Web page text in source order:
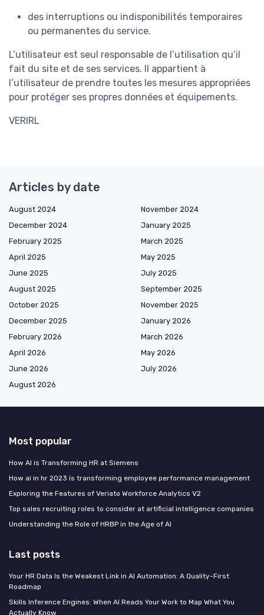
des interruptions ou indisponibilités temporaires
ou permanentes du service.
L’utilisateur est seul responsable de l’utilisation qu’il
fait du site et de ses services. Il appartient à
l’utilisateur de prendre toutes les mesures appropriées
pour protéger ses propres données et équipements.
VERIRL
Articles by date
August 2024
November 2024
December 2024
January 2025
February 2025
March 2025
April 2025
May 2025
June 2025
July 2025
August 2025
September 2025
October 2025
November 2025
December 2025
January 2026
February 2026
March 2026
April 2026
May 2026
June 2026
July 2026
August 2026
Most popular
How AI is Transforming HR at Siemens
How ai in hr 2023 is transforming employee performance management
Exploring the Features of Veriato Workforce Analytics V2
Top sales recruiting roles to consider at artificial intelligence companies
Understanding the Role of HRBP in the Age of AI
Last posts
Your HR Data Is the Weakest Link in AI Automation: A Quality-First
Roadmap
Skills Inference Engines: When AI Reads Your Work to Map What You
Actually Know